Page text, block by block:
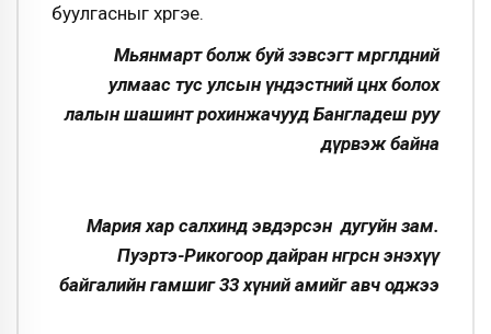
буулгасныг хүргэе.
Мьянмарт болж буй зэвсэгт мөргөлдөөний
улмаас тус улсын үндэстний цөөнх болох
лалын шашинт рохинжачууд Бангладеш руу
дүрвэж байна
Мария хар салхинд эвдэрсэн дугуйн зам.
Пуэртэ-Рикогоор дайран өнгөрсөн энэхүү
байгалийн гамшиг 33 хүний амийг авч оджээ